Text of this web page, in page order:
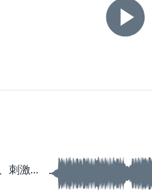
企業を元気づけ、刺激を与える